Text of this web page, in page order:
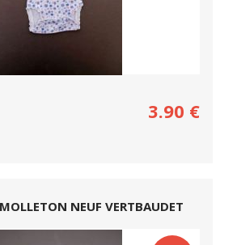
3.90 €
NEUF VERTBAUDET